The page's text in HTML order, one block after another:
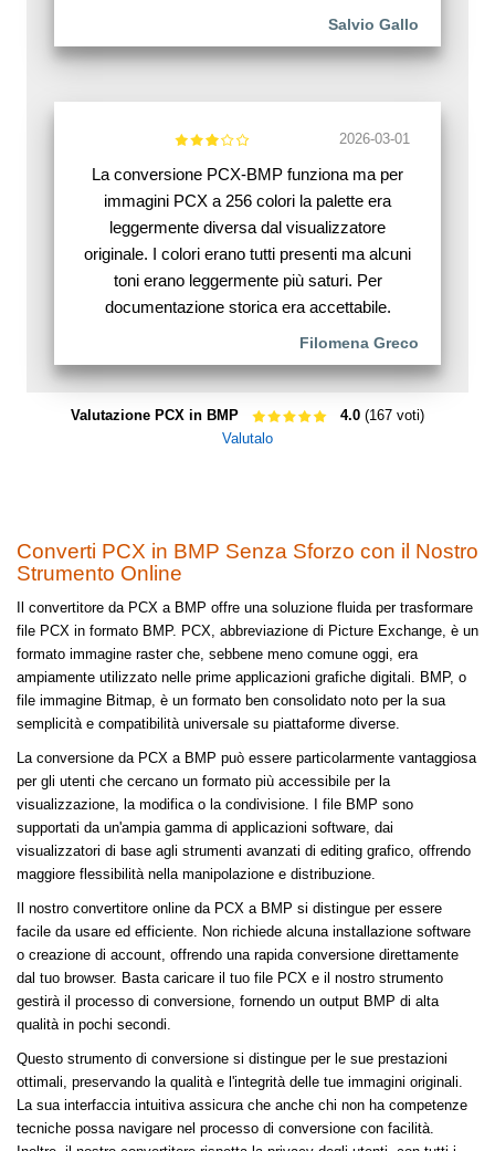
Salvio Gallo
2026-03-01
La conversione PCX-BMP funziona ma per
immagini PCX a 256 colori la palette era
leggermente diversa dal visualizzatore
originale. I colori erano tutti presenti ma alcuni
toni erano leggermente più saturi. Per
documentazione storica era accettabile.
Filomena Greco
Valutazione PCX in BMP 4.0 (167 voti)
Valutalo
Converti PCX in BMP Senza Sforzo con il Nostro
Strumento Online
Il convertitore da PCX a BMP offre una soluzione fluida per trasformare
file PCX in formato BMP. PCX, abbreviazione di Picture Exchange, è un
formato immagine raster che, sebbene meno comune oggi, era
ampiamente utilizzato nelle prime applicazioni grafiche digitali. BMP, o
file immagine Bitmap, è un formato ben consolidato noto per la sua
semplicità e compatibilità universale su piattaforme diverse.
La conversione da PCX a BMP può essere particolarmente vantaggiosa
per gli utenti che cercano un formato più accessibile per la
visualizzazione, la modifica o la condivisione. I file BMP sono
supportati da un'ampia gamma di applicazioni software, dai
visualizzatori di base agli strumenti avanzati di editing grafico, offrendo
maggiore flessibilità nella manipolazione e distribuzione.
Il nostro convertitore online da PCX a BMP si distingue per essere
facile da usare ed efficiente. Non richiede alcuna installazione software
o creazione di account, offrendo una rapida conversione direttamente
dal tuo browser. Basta caricare il tuo file PCX e il nostro strumento
gestirà il processo di conversione, fornendo un output BMP di alta
qualità in pochi secondi.
Questo strumento di conversione si distingue per le sue prestazioni
ottimali, preservando la qualità e l'integrità delle tue immagini originali.
La sua interfaccia intuitiva assicura che anche chi non ha competenze
tecniche possa navigare nel processo di conversione con facilità.